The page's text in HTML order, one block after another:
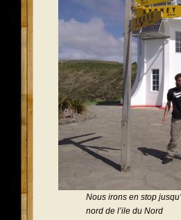
Nous irons en stop
nord de l’ile du Nord